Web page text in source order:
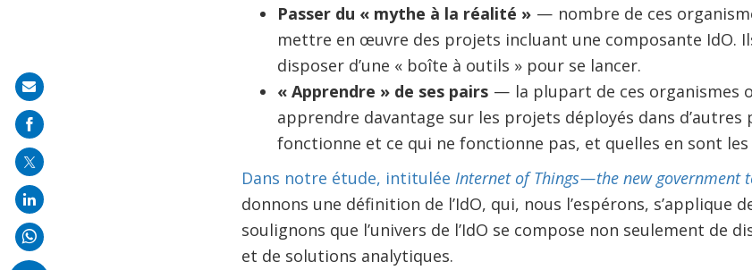
Passer du « mythe à la réalité » — nombre de ces
mettre en œuvre des projets incluant une composante IdO.
disposer d’une « boîte à outils » pour se lancer.
« Apprendre » de ses pairs — la plupart de ces organismes
apprendre davantage sur les projets déployés dans d’autres
fonctionne et ce qui ne fonctionne pas, et quelles en sont
Dans notre étude, intitulée Internet of Things — the new government
donnons une définition de l’IdO, qui, nous l’espérons, s’applique
soulignons que l’univers de l’IdO se compose non seulement de
et de solutions analytiques.
Share
on
mail